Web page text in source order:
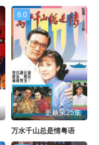
6.0
更新第25集
万水千山总是情粤语